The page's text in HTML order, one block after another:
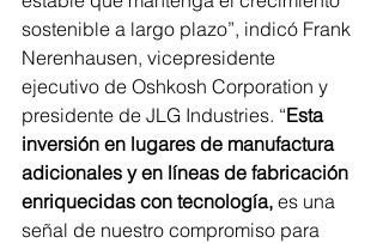
sostenible a largo plazo”, indicó Frank
Nerenhausen, vicepresidente
ejecutivo de Oshkosh Corporation y
presidente de JLG Industries. “Esta
inversión en lugares de manufactura
adicionales y en líneas de fabricación
enriquecidas con tecnología, es una
señal de nuestro compromiso para